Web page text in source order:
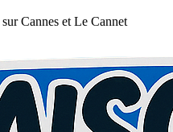
sur Cannes et Le Cannet